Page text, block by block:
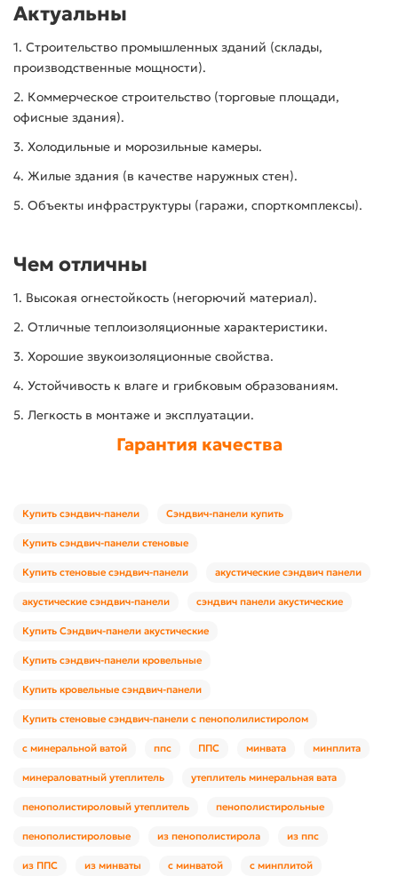
Актуальны
1. Строительство промышленных зданий (склады,
производственные мощности).
2. Коммерческое строительство (торговые площади,
офисные здания).
3. Холодильные и морозильные камеры.
4. Жилые здания (в качестве наружных стен).
5. Объекты инфраструктуры (гаражи, спорткомплексы).
Чем отличны
1. Высокая огнестойкость (негорючий материал).
2. Отличные теплоизоляционные характеристики.
3. Хорошие звукоизоляционные свойства.
4. Устойчивость к влаге и грибковым образованиям.
5. Легкость в монтаже и эксплуатации.
Гарантия качества
Купить сэндвич-панели Сэндвич-панели купить
Купить сэндвич-панели стеновые
Купить стеновые сэндвич-панели акустические сэндвич панели
акустические сэндвич-панели сэндвич панели акустические
Купить Сэндвич-панели акустические
Купить сэндвич-панели кровельные
Купить кровельные сэндвич-панели
Купить стеновые сэндвич-панели с пенополилистиролом
с минеральной ватой ппс ППС минвата минплита
минераловатный утеплитель утеплитель минеральная вата
пенополистироловый утеплитель пенополистирольные
пенополистироловые из пенополистирола из ппс
из ППС из минваты с минватой с минплитой